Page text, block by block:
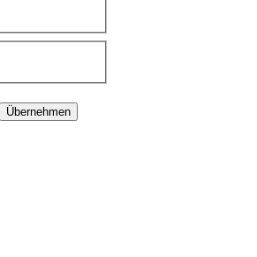
Übernehmen